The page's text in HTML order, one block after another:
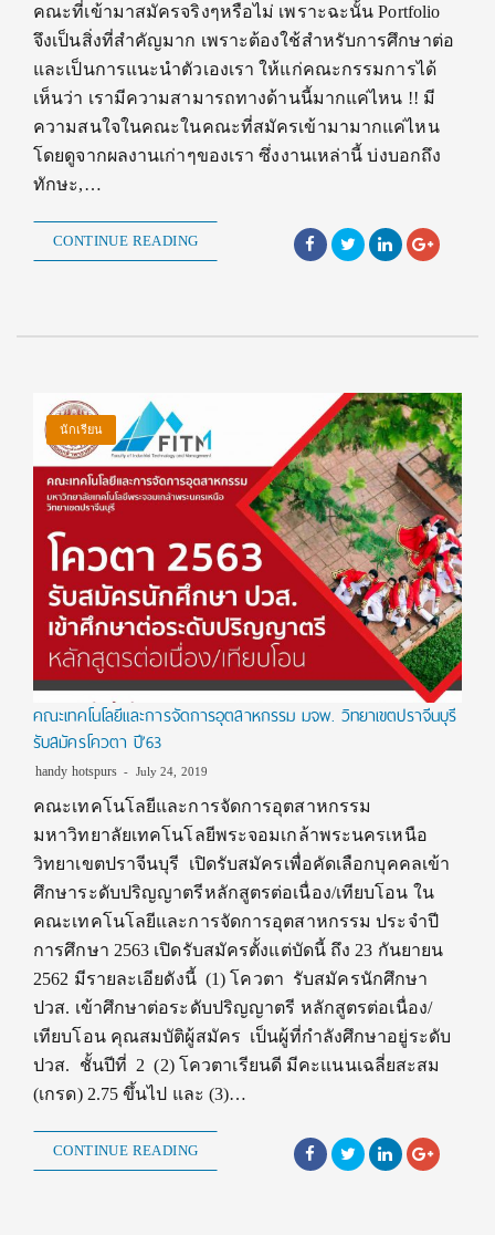
คณะที่เข้ามาสมัครจริงๆหรือไม่ เพราะฉะนั้น Portfolio
จึงเป็นสิ่งที่สำคัญมาก เพราะต้องใช้สำหรับการศึกษาต่อ
และเป็นการแนะนำตัวเองเรา ให้แก่คณะกรรมการได้
เห็นว่า เรามีความสามารถทางด้านนี้มากแค่ไหน !! มี
ความสนใจในคณะในคณะที่สมัครเข้ามามากแค่ไหน
โดยดูจากผลงานเก่าๆของเรา ซึ่งงานเหล่านี้ บ่งบอกถึง
ทักษะ,…
CONTINUE READING
นักเรียน
คณะเทคโนโลยีและการจัดการอุตสาหกรรม มจพ. วิทยาเขตปราจีนบุรี
รับสมัครโควตา ปี’63
handy hotspurs July 24, 2019
คณะเทคโนโลยีและการจัดการอุตสาหกรรม
มหาวิทยาลัยเทคโนโลยีพระจอมเกล้าพระนครเหนือ
วิทยาเขตปราจีนบุรี เปิดรับสมัครเพื่อคัดเลือกบุคคลเข้า
ศึกษาระดับปริญญาตรีหลักสูตรต่อเนื่อง/เทียบโอน ใน
คณะเทคโนโลยีและการจัดการอุตสาหกรรม ประจำปี
การศึกษา 2563 เปิดรับสมัครตั้งแต่บัดนี้ ถึง 23 กันยายน
2562 มีรายละเอียดังนี้ (1) โควตา รับสมัครนักศึกษา
ปวส. เข้าศึกษาต่อระดับปริญญาตรี หลักสูตรต่อเนื่อง/
เทียบโอน คุณสมบัติผู้สมัคร เป็นผู้ที่กำลังศึกษาอยู่ระดับ
ปวส. ชั้นปีที่ 2 (2) โควตาเรียนดี มีคะแนนเฉลี่ยสะสม
(เกรด) 2.75 ขึ้นไป และ (3)…
CONTINUE READING